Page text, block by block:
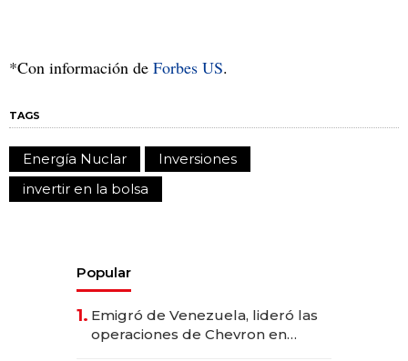
*Con información de Forbes US.
TAGS
Energía Nuclar
Inversiones
invertir en la bolsa
Popular
1. Emigró de Venezuela, lideró las
operaciones de Chevron en